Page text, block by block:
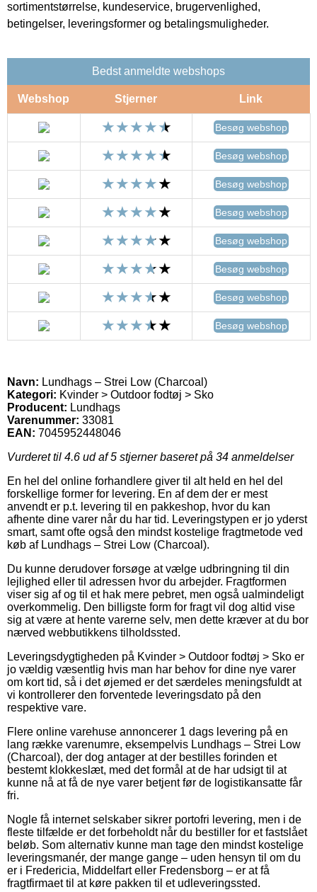
sortimentstørrelse, kundeservice, brugervenlighed,
betingelser, leveringsformer og betalingsmuligheder.
Bedst anmeldte webshops
Webshop Stjerner Link
Besøg webshop
Besøg webshop
Besøg webshop
Besøg webshop
Besøg webshop
Besøg webshop
Besøg webshop
Besøg webshop
Navn: Lundhags – Strei Low (Charcoal)
Kategori: Kvinder > Outdoor fodtøj > Sko
Producent: Lundhags
Varenummer: 33081
EAN: 7045952448046
Vurderet til 4.6 ud af 5 stjerner baseret på 34 anmeldelser
En hel del online forhandlere giver til alt held en hel del
forskellige former for levering. En af dem der er mest
anvendt er p.t. levering til en pakkeshop, hvor du kan
afhente dine varer når du har tid. Leveringstypen er jo yderst
smart, samt ofte også den mindst kostelige fragtmetode ved
køb af Lundhags – Strei Low (Charcoal).
Du kunne derudover forsøge at vælge udbringning til din
lejlighed eller til adressen hvor du arbejder. Fragtformen
viser sig af og til et hak mere pebret, men også ualmindeligt
overkommelig. Den billigste form for fragt vil dog altid vise
sig at være at hente varerne selv, men dette kræver at du bor
nærved webbutikkens tilholdssted.
Leveringsdygtigheden på Kvinder > Outdoor fodtøj > Sko er
jo vældig væsentlig hvis man har behov for dine nye varer
om kort tid, så i det øjemed er det særdeles meningsfuldt at
vi kontrollerer den forventede leveringsdato på den
respektive vare.
Flere online varehuse annoncerer 1 dags levering på en
lang række varenumre, eksempelvis Lundhags – Strei Low
(Charcoal), der dog antager at der bestilles forinden et
bestemt klokkeslæt, med det formål at de har udsigt til at
kunne nå at få de nye varer betjent før de logistikansatte får
fri.
Nogle få internet selskaber sikrer portofri levering, men i de
fleste tilfælde er det forbeholdt når du bestiller for et fastslået
beløb. Som alternativ kunne man tage den mindst kostelige
leveringsmanér, der mange gange – uden hensyn til om du
er i Fredericia, Middelfart eller Fredensborg – er at få
fragtfirmaet til at køre pakken til et udleveringssted.